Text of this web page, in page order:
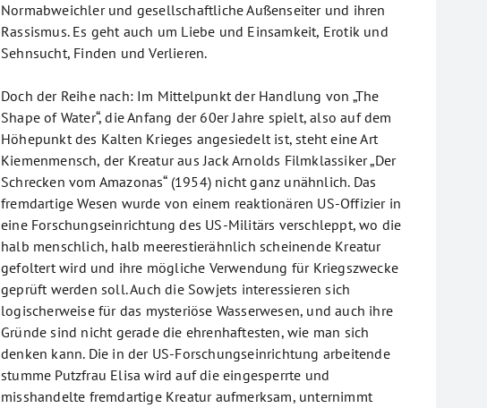
Normabweichler und gesellschaftliche Außenseiter und ihren
Rassismus. Es geht auch um Liebe und Einsamkeit, Erotik und
Sehnsucht, Finden und Verlieren.
Doch der Reihe nach: Im Mittelpunkt der Handlung von „The
Shape of Water“, die Anfang der 60er Jahre spielt, also auf dem
Höhepunkt des Kalten Krieges angesiedelt ist, steht eine Art
Kiemenmensch, der Kreatur aus Jack Arnolds Filmklassiker „Der
Schrecken vom Amazonas“ (1954) nicht ganz unähnlich. Das
fremdartige Wesen wurde von einem reaktionären US-Offizier in
eine Forschungseinrichtung des US-Militärs verschleppt, wo die
halb menschlich, halb meerestierähnlich scheinende Kreatur
gefoltert wird und ihre mögliche Verwendung für Kriegszwecke
geprüft werden soll. Auch die Sowjets interessieren sich
logischerweise für das mysteriöse Wasserwesen, und auch ihre
Gründe sind nicht gerade die ehrenhaftesten, wie man sich
denken kann. Die in der US-Forschungseinrichtung arbeitende
stumme Putzfrau Elisa wird auf die eingesperrte und
misshandelte fremdartige Kreatur aufmerksam, unternimmt